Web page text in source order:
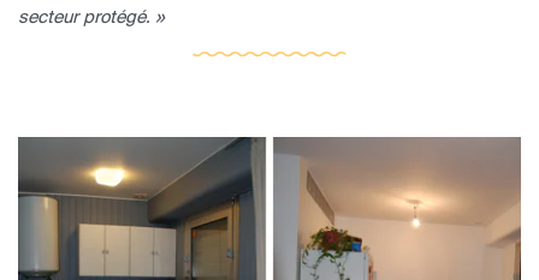
secteur protégé. »